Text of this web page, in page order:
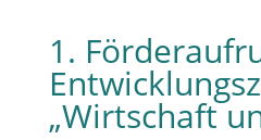
1.
„Wirtschaft